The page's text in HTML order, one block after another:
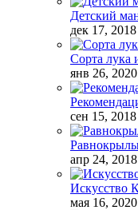
Детский
дек 17, 2018
Сорта лука
янв 26, 2020
сен 15, 2018
апр 24, 2018
Искусство
мая 16, 2020